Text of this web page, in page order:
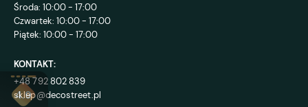
Środa: 10:00 - 17:00
Czwartek: 10:00 - 17:00
Piątek: 10:00 - 17:00
KONTAKT:
+48 792 802 839
sklep@decostreet.pl
4.9